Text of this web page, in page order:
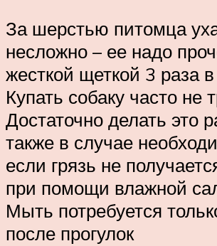
За шерстью питомца
несложно – ее надо
жесткой щеткой 3 раза
Купать собаку часто не
Достаточно делать это
также в случае
если грязь не
при помощи влажной
Мыть потребуется
после прогулок